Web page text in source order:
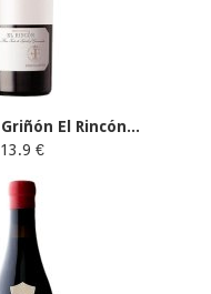
El Rincón...
13.9 €